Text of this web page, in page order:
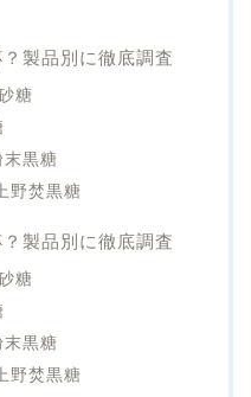
製品別に徹底調査
糖
末黒糖
野焚黒糖
製品別に徹底調査
糖
末黒糖
野焚黒糖